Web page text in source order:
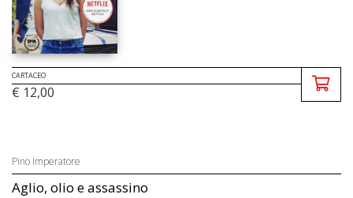
CARTACEO
€ 12,00
Pino Imperatore
Aglio, olio e assassino